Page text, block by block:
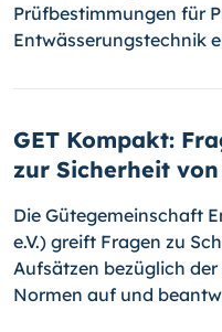
Prüfbestimmungen für
Entwässerungstechnik
GET Kompakt:
zur Sicherheit
Die Gütegemeinschaft
e.V.) greift Fragen zu
Aufsätzen bezüglich
Normen auf und